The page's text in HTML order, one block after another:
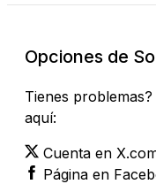
Opciones de
Tienes
aquí:
Cuenta en
Página en